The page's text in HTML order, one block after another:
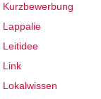
Kurzbewerbung
Lappalie
Leitidee
Link
Lokalwissen